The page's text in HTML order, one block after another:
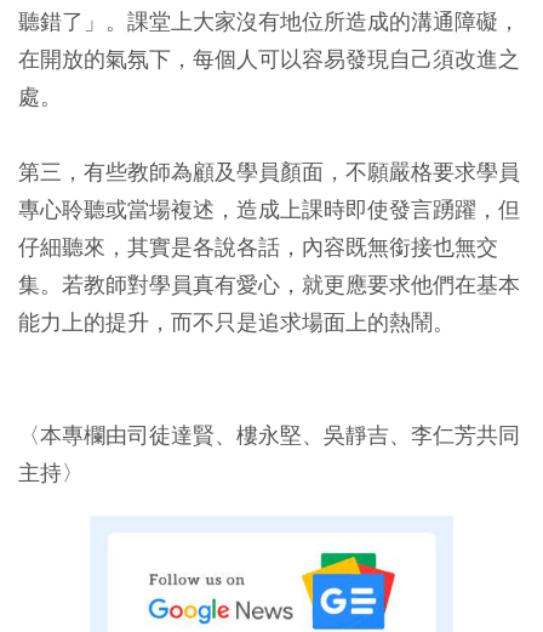
聽錯了」。課堂上大家沒有地位所造成的溝通障礙，
在開放的氣氛下，每個人可以容易發現自己須改進之
處。
第三，有些教師為顧及學員顏面，不願嚴格要求學員
專心聆聽或當場複述，造成上課時即使發言踴躍，但
仔細聽來，其實是各說各話，內容既無銜接也無交
集。若教師對學員真有愛心，就更應要求他們在基本
能力上的提升，而不只是追求場面上的熱鬧。
〈本專欄由司徒達賢、樓永堅、吳靜吉、李仁芳共同
主持〉